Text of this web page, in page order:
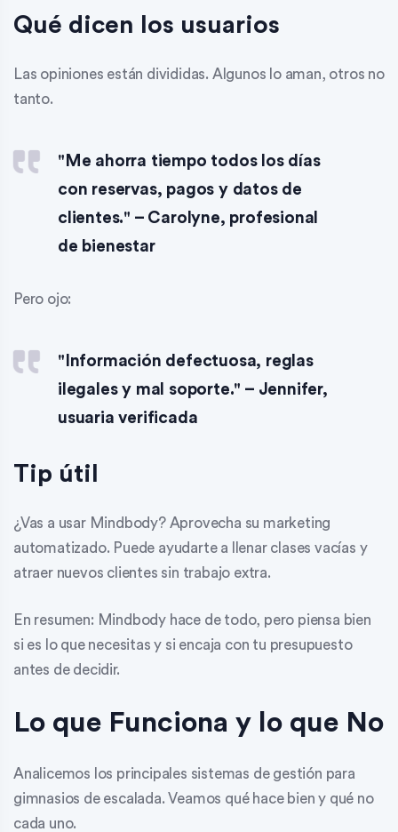
Qué dicen los usuarios
Las opiniones están divididas. Algunos lo aman, otros no
tanto.
"Me ahorra tiempo todos los días
con reservas, pagos y datos de
clientes." – Carolyne, profesional
de bienestar
Pero ojo:
"Información defectuosa, reglas
ilegales y mal soporte." – Jennifer,
usuaria verificada
Tip útil
¿Vas a usar Mindbody? Aprovecha su marketing
automatizado. Puede ayudarte a llenar clases vacías y
atraer nuevos clientes sin trabajo extra.
En resumen: Mindbody hace de todo, pero piensa bien
si es lo que necesitas y si encaja con tu presupuesto
antes de decidir.
Lo que Funciona y lo que No
Analicemos los principales sistemas de gestión para
gimnasios de escalada. Veamos qué hace bien y qué no
cada uno.